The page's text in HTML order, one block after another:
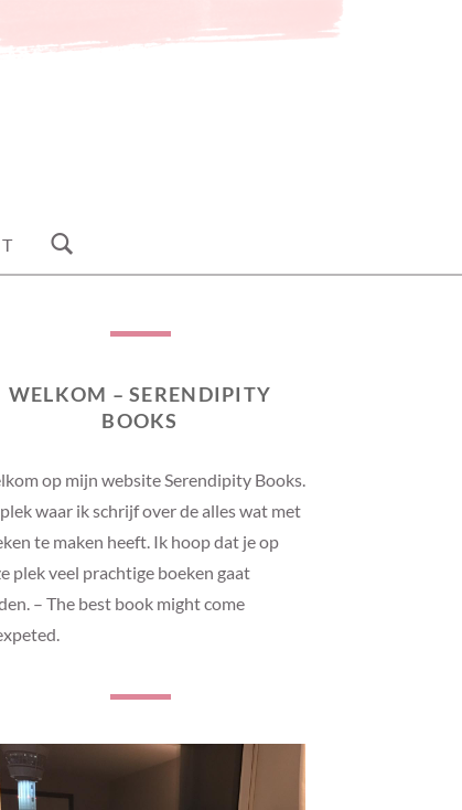
WELKOM – SERENDIPITY
BOOKS
op mijn website Serendipity Books.
waar ik schrijf over de alles wat met
te maken heeft. Ik hoop dat je op
plek veel prachtige boeken gaat
– The best book might come